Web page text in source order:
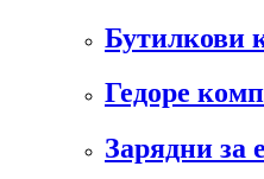
Бутилкови
Гедоре
Зарядни за